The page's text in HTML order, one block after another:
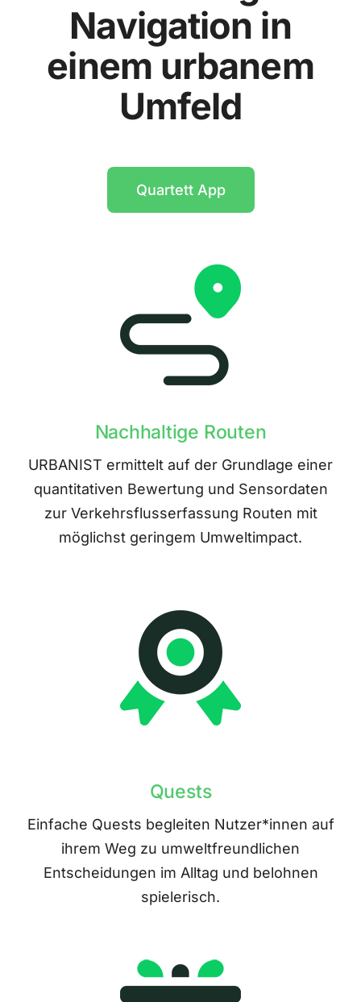
Navigation in
einem urbanem
Umfeld
Quartett App
Nachhaltige Routen
URBANIST ermittelt auf der Grundlage einer
quantitativen Bewertung und Sensordaten
zur Verkehrsflusserfassung Routen mit
möglichst geringem Umweltimpact.
Quests
Einfache Quests begleiten Nutzer*innen auf
ihrem Weg zu umweltfreundlichen
Entscheidungen im Alltag und belohnen
spielerisch.